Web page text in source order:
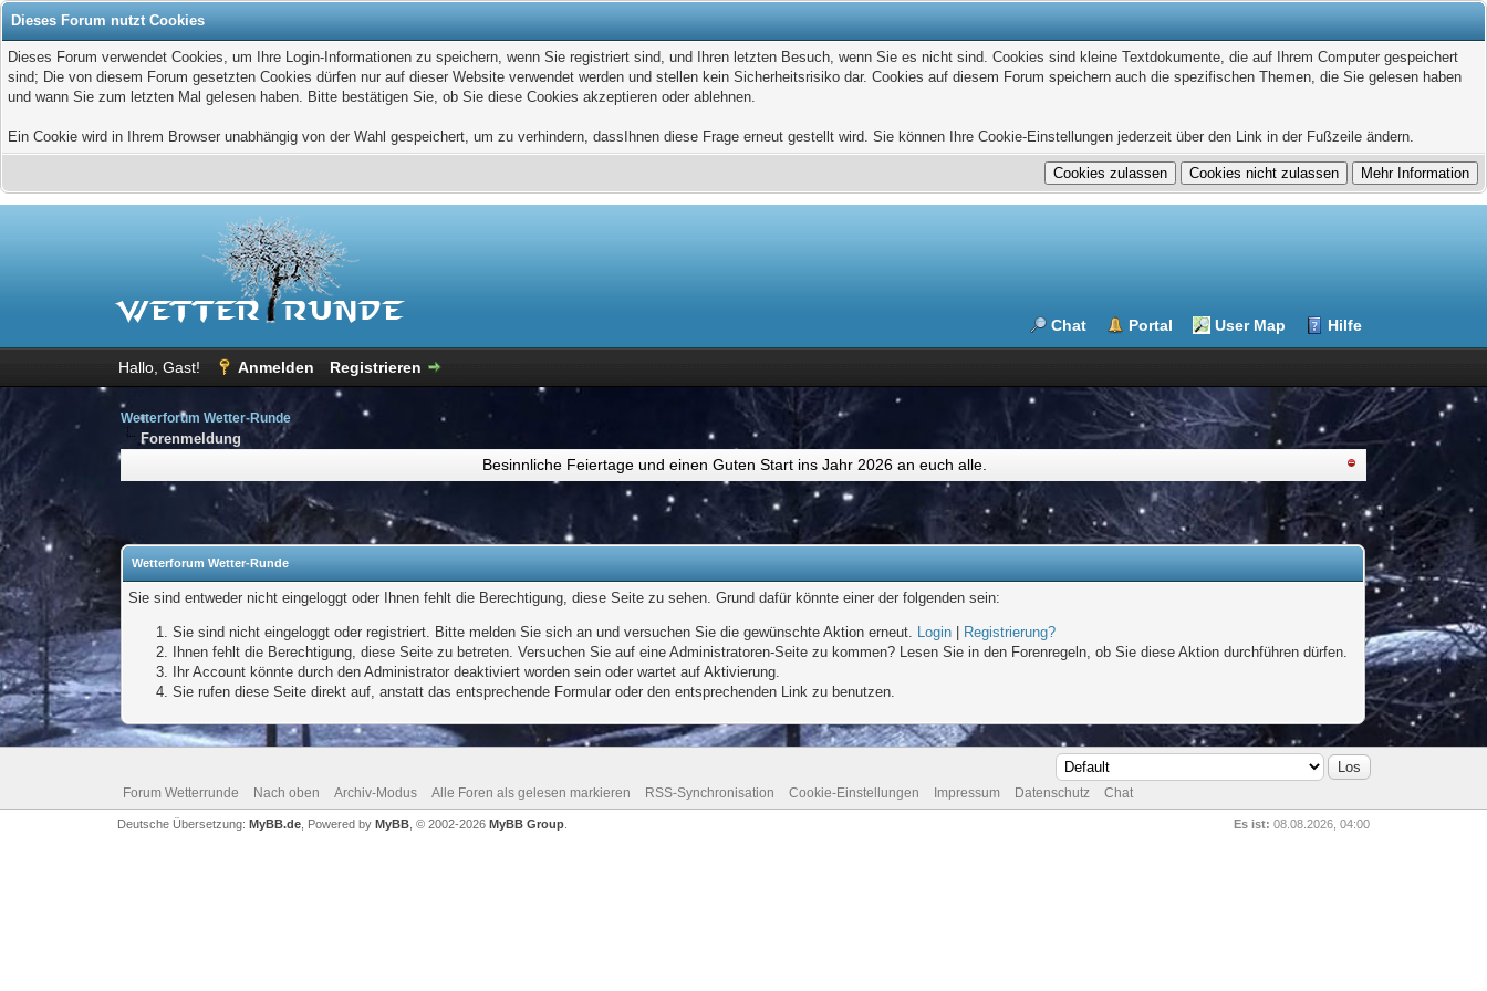
Dieses Forum nutzt Cookies
Dieses Forum verwendet Cookies, um Ihre Login-Informationen zu speichern, wenn Sie registriert sind, und Ihren letzten Besuch, wenn Sie es nicht sind. Cookies sind kleine Textdokumente, die auf Ihrem Computer gespeichert
sind; Die von diesem Forum gesetzten Cookies dürfen nur auf dieser Website verwendet werden und stellen kein Sicherheitsrisiko dar. Cookies auf diesem Forum speichern auch die spezifischen Themen, die Sie gelesen haben
und wann Sie zum letzten Mal gelesen haben. Bitte bestätigen Sie, ob Sie diese Cookies akzeptieren oder ablehnen.
Ein Cookie wird in Ihrem Browser unabhängig von der Wahl gespeichert, um zu verhindern, dassIhnen diese Frage erneut gestellt wird. Sie können Ihre Cookie-Einstellungen jederzeit über den Link in der Fußzeile ändern.
Chat Portal User Map Hilfe
Hallo, Gast! Anmelden Registrieren
Wetterforum Wetter-Runde
Forenmeldung
Besinnliche Feiertage und einen Guten Start ins Jahr 2026 an euch alle.
Wetterforum Wetter-Runde
Sie sind entweder nicht eingeloggt oder Ihnen fehlt die Berechtigung, diese Seite zu sehen. Grund dafür könnte einer der folgenden sein:
Sie sind nicht eingeloggt oder registriert. Bitte melden Sie sich an und versuchen Sie die gewünschte Aktion erneut. Login
Registrierung?
Ihnen fehlt die Berechtigung, diese Seite zu betreten. Versuchen Sie auf eine Administratoren-Seite zu kommen? Lesen Sie in den Forenregeln, ob Sie diese Aktion durchführen dürfen.
Ihr Account könnte durch den Administrator deaktiviert worden sein oder wartet auf Aktivierung.
Sie rufen diese Seite direkt auf, anstatt das entsprechende Formular oder den entsprechenden Link zu benutzen.
Forum Wetterrunde Nach oben Archiv-Modus Alle Foren als gelesen markieren RSS-Synchronisation Cookie-Einstellungen Impressum Datenschutz Chat
Es ist: 08.08.2026, 04:00
Deutsche Übersetzung: MyBB.de, Powered by MyBB, © 2002-2026 MyBB Group.